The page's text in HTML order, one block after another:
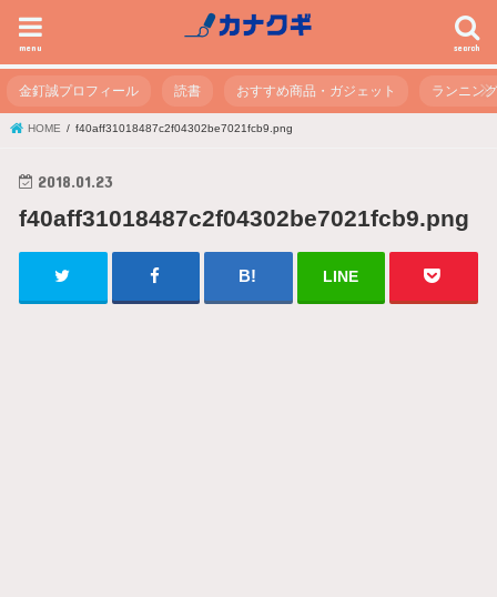
search
menu
金釘誠プロフィール 読書 おすすめ商品・ガジェット ランニング
HOME f40aff31018487c2f04302be7021fcb9.png
2018.01.23
f40aff31018487c2f04302be7021fcb9.png
LINE